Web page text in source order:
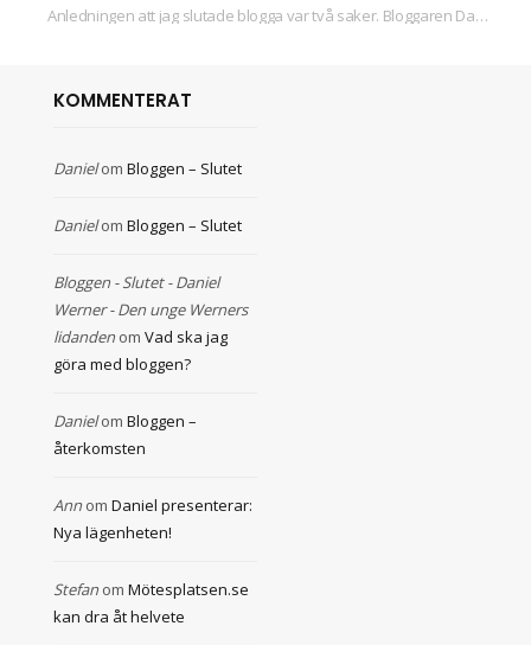
Anledningen att jag slutade blogga var två saker. Bloggaren Daniel skrev ut checkar som personen…
KOMMENTERAT
Danielom Bloggen – Slutet
Danielom Bloggen – Slutet
Bloggen - Slutet - Daniel
Werner - Den unge Werners
lidanden om Vad ska jag
göra med bloggen?
Danielom Bloggen –
återkomsten
Ann om Daniel presenterar:
Nya lägenheten!
Stefan om Mötesplatsen.se
kan dra åt helvete